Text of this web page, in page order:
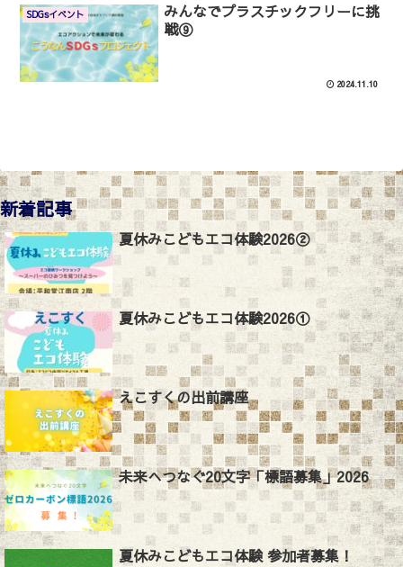
SDGsイベント
みんなでプラスチックフリーに挑
戦⑨
2024.11.10
新着記事
夏休みこどもエコ体験2026②
夏休みこどもエコ体験2026①
えこすくの出前講座
未来へつなぐ20文字「標語募集」2026
夏休みこどもエコ体験 参加者募集！